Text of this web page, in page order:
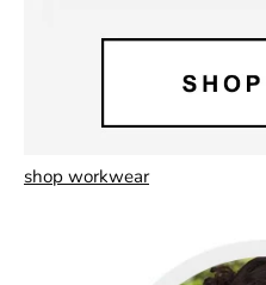
shop workwear